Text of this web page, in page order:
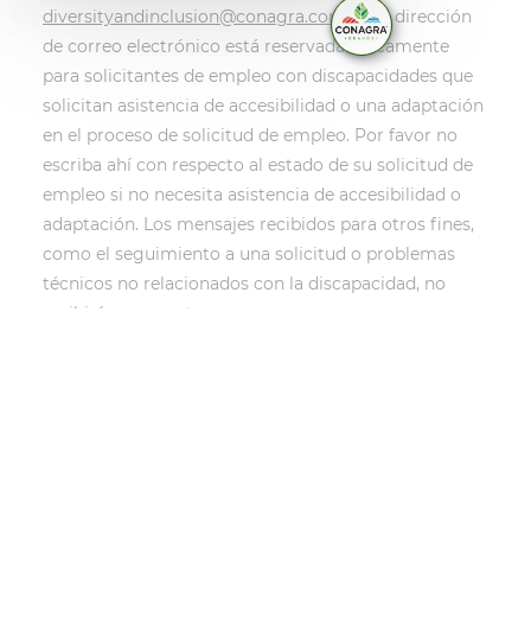
diversityandinclusion@conagra.com. Esta dirección
de correo electrónico está reservada únicamente
para solicitantes de empleo con discapacidades que
solicitan asistencia de accesibilidad o una adaptación
en el proceso de solicitud de empleo. Por favor no
escriba ahí con respecto al estado de su solicitud de
empleo si no necesita asistencia de accesibilidad o
adaptación. Los mensajes recibidos para otros fines,
como el seguimiento a una solicitud o problemas
técnicos no relacionados con la discapacidad, no
recibirán respuesta.